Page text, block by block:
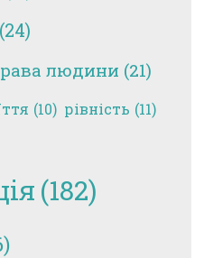
(24)
людини (21)
(10) рівність (11)
(182)